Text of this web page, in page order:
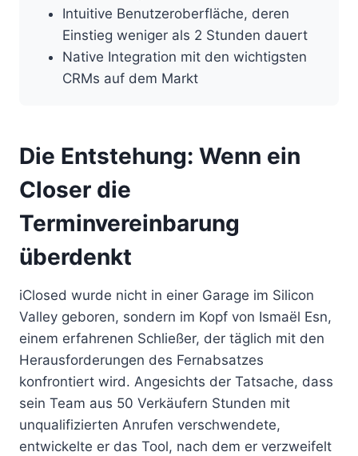
Intuitive Benutzeroberfläche, deren
Einstieg weniger als 2 Stunden dauert
Native Integration mit den wichtigsten
CRMs auf dem Markt
Die Entstehung: Wenn ein
Closer die
Terminvereinbarung
überdenkt
iClosed wurde nicht in einer Garage im Silicon
Valley geboren, sondern im Kopf von Ismaël Esn,
einem erfahrenen Schließer, der täglich mit den
Herausforderungen des Fernabsatzes
konfrontiert wird. Angesichts der Tatsache, dass
sein Team aus 50 Verkäufern Stunden mit
unqualifizierten Anrufen verschwendete,
entwickelte er das Tool, nach dem er verzweifelt